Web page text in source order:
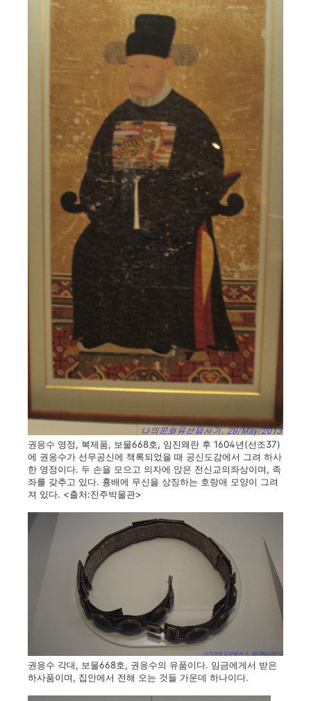
권응수 영정, 복제품, 보물668호, 임진왜란 후 1604년(선조37)
에 권응수가 선무공신에 책록되었을 때 공신도감에서 그려 하사
한 영정이다. 두 손을 모으고 의자에 앉은 전신교의좌상이며, 족
좌를 갖추고 있다. 흉배에 무신을 상징하는 호랑애 모양이 그려
져 있다. <출처:진주박물관>
권응수 각대, 보물668호, 권응수의 유품이다. 임금에게서 받은
하사품이며, 집안에서 전해 오는 것들 가운데 하나이다.